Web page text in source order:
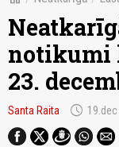
notikumi
23.
Santa Raita schedule